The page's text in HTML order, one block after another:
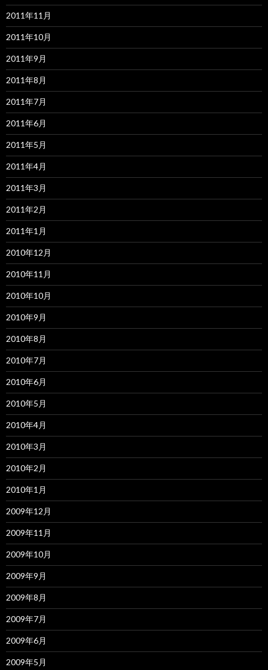
2011年11月
2011年10月
2011年9月
2011年8月
2011年7月
2011年6月
2011年5月
2011年4月
2011年3月
2011年2月
2011年1月
2010年12月
2010年11月
2010年10月
2010年9月
2010年8月
2010年7月
2010年6月
2010年5月
2010年4月
2010年3月
2010年2月
2010年1月
2009年12月
2009年11月
2009年10月
2009年9月
2009年8月
2009年7月
2009年6月
2009年5月